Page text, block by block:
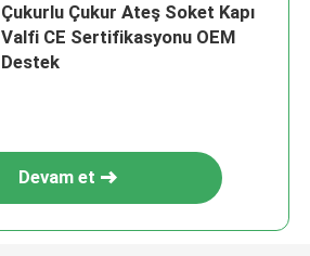
Çukurlu Çukur Ateş Soket Kapı
Valfi CE Sertifikasyonu OEM
Destek
Devam et